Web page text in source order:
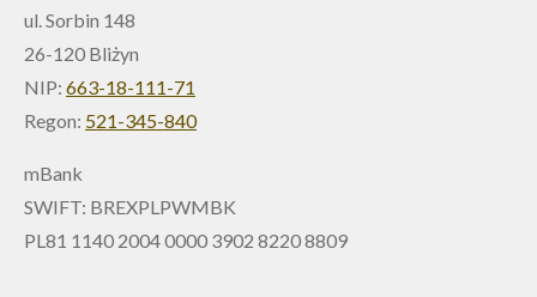
ul. Sorbin 148
26-120 Bliżyn
NIP: 663-18-111-71
Regon: 521-345-840
mBank
SWIFT: BREXPLPWMBK
PL81 1140 2004 0000 3902 8220 8809